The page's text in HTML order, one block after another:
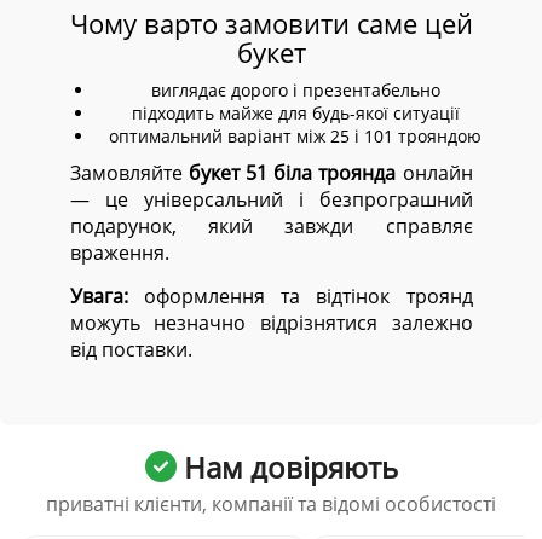
Чому варто замовити саме цей
букет
виглядає дорого і презентабельно
підходить майже для будь-якої ситуації
оптимальний варіант між 25 і 101 трояндою
Замовляйте букет 51 біла троянда онлайн
— це універсальний і безпрограшний
подарунок, який завжди справляє
враження.
Увага:оформлення та відтінок троянд
можуть незначно відрізнятися залежно
від поставки.
Нам довіряють
приватні клієнти, компанії та відомі особистості